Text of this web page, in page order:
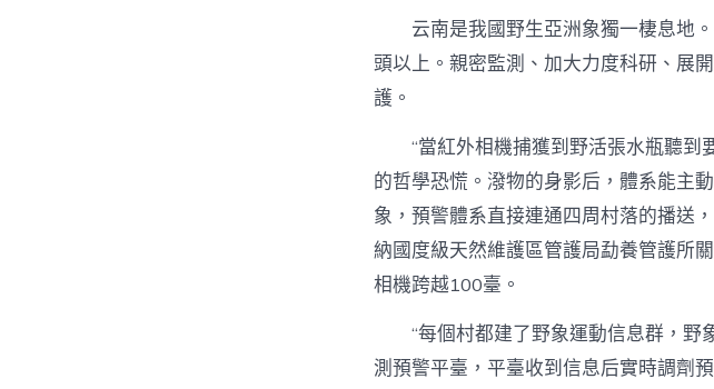
云南是我國野生亞洲象獨一棲息地
頭以上。親密監測、加大力度科研、展
護。
“當紅外相機捕獲到野活張水瓶聽
的哲學恐慌。潑物的身影后，體系能主
象，預警體系直接連通四周村落的播送
納國度級天然維護區管護局勐養管護所
相機跨越100臺。
“每個村都建了野象運動信息群，
測預警平臺，平臺收到信息后實時調劑